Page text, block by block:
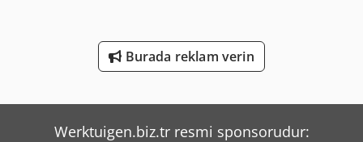
Burada reklam verin
Werktuigen.biz.tr resmi sponsorudur: